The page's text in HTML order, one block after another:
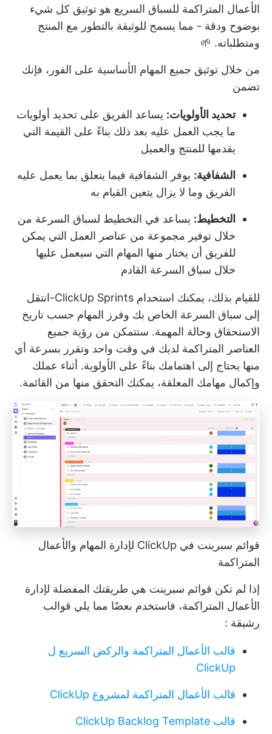
الأعمال المتراكمة للسباق السريع هو توثيق كل شيء
بوضوح ودقة - مما يسمح للوثيقة بالتطور مع المنتج
ومتطلباته. 🌱
من خلال توثيق جميع المهام الأساسية على الفور، فإنك
تضمن
تحديد الأولويات: يساعد الفريق على تحديد أولويات
ما يجب العمل عليه بعد ذلك بناءً على القيمة التي
يقدمها للمنتج والعميل
الشفافية: يوفر الشفافية فيما يتعلق بما يعمل عليه
الفريق وما لا يزال يتعين القيام به
التخطيط: يساعد في التخطيط لسباق السرعة من
خلال توفير مجموعة من عناصر العمل التي يمكن
للفريق أن يختار منها المهام التي سيعمل عليها
خلال سباق السرعة القادم
للقيام بذلك، يمكنك استخدام ClickUp Sprints-انتقل
إلى سباق السرعة الخاص بك وفرز المهام حسب تاريخ
الاستحقاق وحالة المهمة. ستتمكن من رؤية جميع
العناصر المتراكمة لديك في وقت واحد وتقرر بسرعة أي
منها يحتاج إلى اهتمامك بناءً على الأولوية. أثناء عملك
وإكمال مهامك المعلقة، يمكنك التحقق منها من القائمة.
قوائم سبرينت في ClickUp لإدارة المهام والأعمال
المتراكمة
إذا لم تكن قوائم سبرينت هي طريقتك المفضلة لإدارة
الأعمال المتراكمة، فاستخدم بعضًا مما يلي قوالب
رشيقة :
قالب الأعمال المتراكمة والركض السريع ل
ClickUp
قالب الأعمال المتراكمة لمشروع ClickUp
قالب ClickUp Backlog Template